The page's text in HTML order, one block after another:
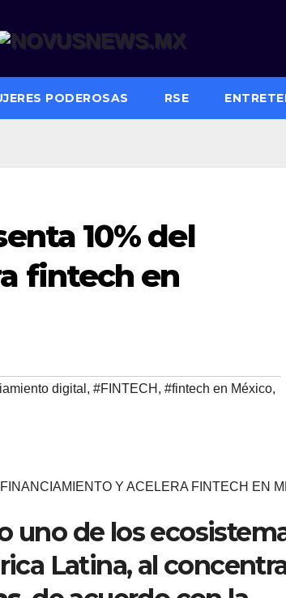
PODEROSAS RSE
10% del
fintech en
digital , #FINTECH , #fintech en México,
Y ACELERA FINTECH EN
uno de los
Latina, al